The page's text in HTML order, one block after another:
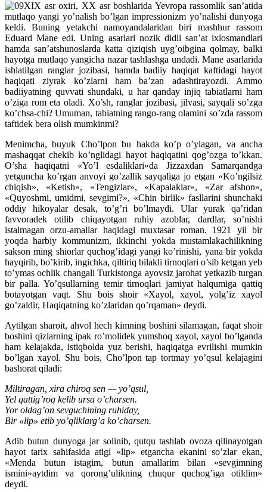
XIX asr oxiri, XX asr boshlarida Yevropa rassomlik san’atida
mutlaqo yangi yo’nalish bo’lgan impressionizm yo’nalishi dunyoga
keldi. Buning yetakchi namoyandalaridan biri mashhur rassom
Eduard Mane edi. Uning asarlari nozik didli san’at ixlosmandlari
hamda san’atshunoslarda katta qiziqish uyg’oibgina qolmay, balki
hayotga mutlaqo yangicha nazar tashlashga undadi. Mane asarlarida
ishlatilgan ranglar jozibasi, hamda badiiy haqiqat kaftidagi hayot
haqiqati ziyrak ko’zlarni ham ba’zan adashtirayozdi. Ammo
badiiyatning quvvati shundaki, u har qanday injiq tabiatlarni ham
o’ziga rom eta oladi. Xo’sh, ranglar jozibasi, jilvasi, sayqali so’zga
ko’chsa-chi? Umuman, tabiatning rango-rang olamini so’zda rassom
taftidek bera olish mumkinmi?
Menimcha, buyuk Cho’lpon bu hakda ko’p o’ylagan, va ancha
mashaqqat chekib ko’nglidagi hayot haqiqatini qog’ozga to’kkan.
O’sha haqiqatni «Yo’l esdaliklari»da Jizzaxdan Samarqandga
yetguncha ko’rgan anvoyi go’zallik sayqaliga jo etgan «Ko’ngilsiz
chiqish», «Ketish», «Tengizlar», «Kapalaklar», «Zar afshon»,
«Quyoshmi, umidmi, sevgimi?», «Chin birlik» fasllarini shunchaki
oddiy hikoyalar desak, to’g’ri bo’lmaydi. Ular yurak qa’ridan
favvoradek otilib chiqayotgan ruhiy azoblar, dardlar, so’nishi
istalmagan orzu-amallar haqidagi muxtasar roman. 1921 yil bir
yoqda harbiy kommunizm, ikkinchi yokda mustamlakachilikning
sakson ming shiorlar quchog’idagi yangi ko’rinishi, yana bir yokda
hayqirib, bo’kirib, ingichka, qiltiriq bilakli tirnoqlari o’sib ketgan yeb
to’ymas ochlik changali Turkistonga ayovsiz jarohat yetkazib turgan
bir palla. Yo’qsullarning temir tirnoqlari jamiyat halqumiga qattiq
botayotgan vaqt. Shu bois shoir «Xayol, xayol, yolg’iz xayol
go’zaldir, Haqiqatning ko’zlaridan qo’rqaman» deydi.
Aytilgan sharoit, ahvol hech kimning boshini silamagan, faqat shoir
boshini qizlarning ipak ro’molidek yumshoq xayol, xayol bo’lganda
ham kelajakda, istiqbolda yuz berishi, haqiqatga evrilishi mumkin
bo’lgan xayol. Shu bois, Cho’lpon tap tortmay yo’qsul kelajagini
bashorat qiladi:
Miltiragan, xira chiroq sen — yo’qsul,
Yel qattig’roq kelib ursa o’charsen.
Yor oldag’on sevguchining ruhiday,
Bir «lip» etib yo’qliklarg’a ko’charsen.
Adib butun dunyoga jar solinib, qutqu tashlab ovoza qilinayotgan
hayot tarix sahifasida atigi «lip» etgancha ekanini so’zlar ekan,
«Menda butun istagim, butun amallarim bilan «sevgimning
ismini»aytdim va qorong’ulikning chuqur quchog’iga otildim»
deydi.